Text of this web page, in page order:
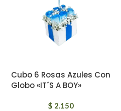
Cubo 6 Rosas Azules Con
Globo «IT´S A BOY»
$ 2.150